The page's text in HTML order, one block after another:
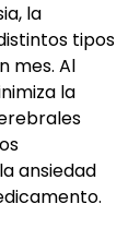
la
tipos
mes. Al
la
ansiedad